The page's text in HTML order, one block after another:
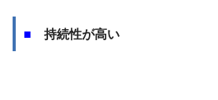
■ 持続性が高い